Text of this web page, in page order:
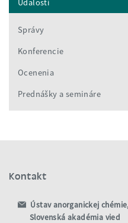
Udalosti
Správy
Konferencie
Ocenenia
Prednášky a semináre
Kontakt
Ústav anorganickej
Slovenská akadémia vied